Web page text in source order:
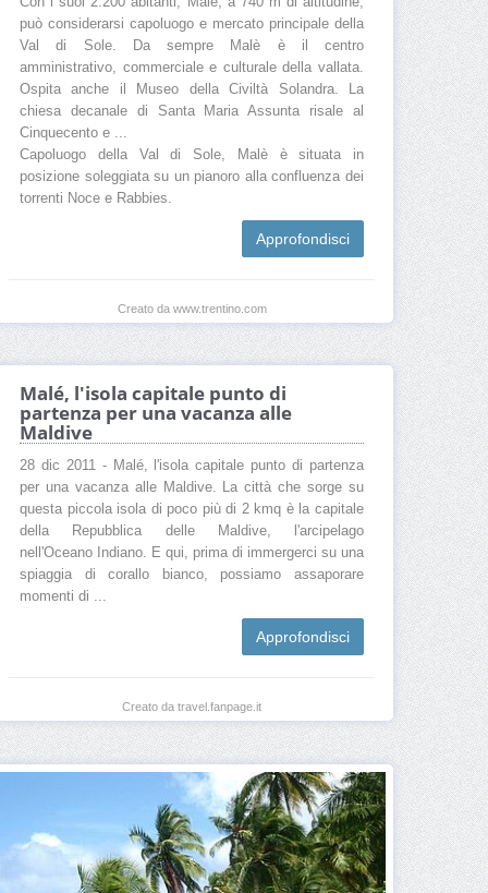
può considerarsi capoluogo e mercato principale della
Val di Sole. Da sempre Malè è il centro
amministrativo, commerciale e culturale della vallata.
Ospita anche il Museo della Civiltà Solandra. La
chiesa decanale di Santa Maria Assunta risale al
Cinquecento e ...
Capoluogo della Val di Sole, Malè è situata in
posizione soleggiata su un pianoro alla confluenza dei
torrenti Noce e Rabbies.
Approfondisci
Creato da www.trentino.com
Malé, l'isola capitale punto di
partenza per una vacanza alle
Maldive
28 dic 2011 - Malé, l'isola capitale punto di partenza
per una vacanza alle Maldive. La città che sorge su
questa piccola isola di poco più di 2 kmq è la capitale
della Repubblica delle Maldive, l'arcipelago
nell'Oceano Indiano. E qui, prima di immergerci su una
spiaggia di corallo bianco, possiamo assaporare
momenti di ...
Approfondisci
Creato da travel.fanpage.it